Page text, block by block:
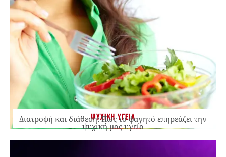
ΨΥΧΙΚΗ ΥΓΕΙΑ
Διατροφή και διάθεση: Πώς το φαγητό επηρεάζει την
ψυχική μας υγεία